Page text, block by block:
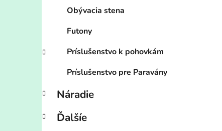
Obývacia stena
Futony
Príslušenstvo k pohovkám
Príslušenstvo pre Paravány
Náradie
Ďalšíe